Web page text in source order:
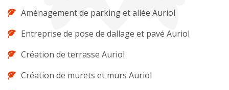
Aménagement de parking et allée Auriol
Entreprise de pose de dallage et pavé Auriol
Création de terrasse Auriol
Création de murets et murs Auriol